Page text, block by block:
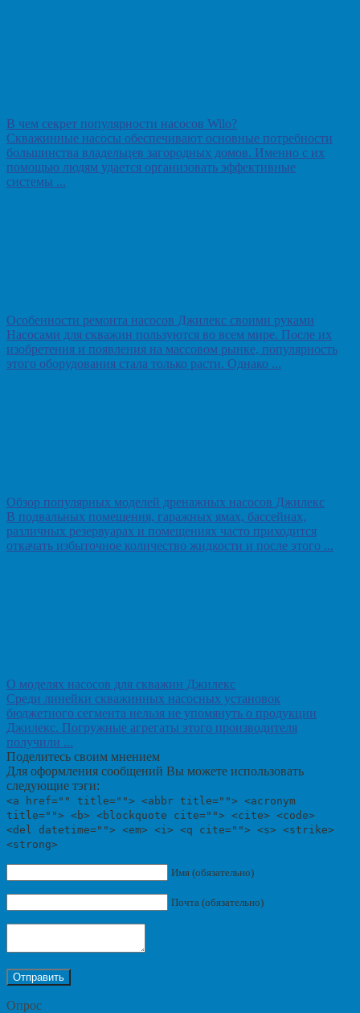
В чем секрет популярности насосов Wilo?
Скважинные насосы обеспечивают основные потребности
большинства владельцев загородных домов. Именно с их
помощью людям удается организовать эффективные
системы ...
Особенности ремонта насосов Джилекс своими руками
Насосами для скважин пользуются во всем мире. После их
изобретения и появления на массовом рынке, популярность
этого оборудования стала только расти. Однако ...
Обзор популярных моделей дренажных насосов Джилекс
В подвальных помещения, гаражных ямах, бассейнах,
различных резервуарах и помещениях часто приходится
откачать избыточное количество жидкости и после этого ...
О моделях насосов для скважин Джилекс
Среди линейки скважинных насосных установок
бюджетного сегмента нельзя не упомянуть о продукции
Джилекс. Погружные агрегаты этого производителя
получили ...
Поделитесь своим мнением
Для оформления сообщений Вы можете использовать
следующие тэги:
<a href="" title=""> <abbr title=""> <acronym
title=""> <b> <blockquote cite=""> <cite> <code>
<del datetime=""> <em> <i> <q cite=""> <s> <strike>
<strong>
Имя (обязательно)
Почта (обязательно)
Опрос